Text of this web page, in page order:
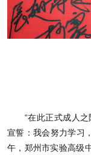
“在此正式成人之
宣誓：我会努力学习
午， 郑州市实验高级